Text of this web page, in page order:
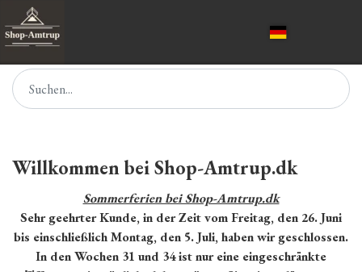
Willkommen bei Shop-Amtrup.dk
Sommerferien bei Shop-Amtrup.dk
Sehr geehrter Kunde, in der Zeit vom Freitag, den 26. Juni
bis einschließlich Montag, den 5. Juli, haben wir geschlossen.
In den Wochen 31 und 34 ist nur eine eingeschränkte